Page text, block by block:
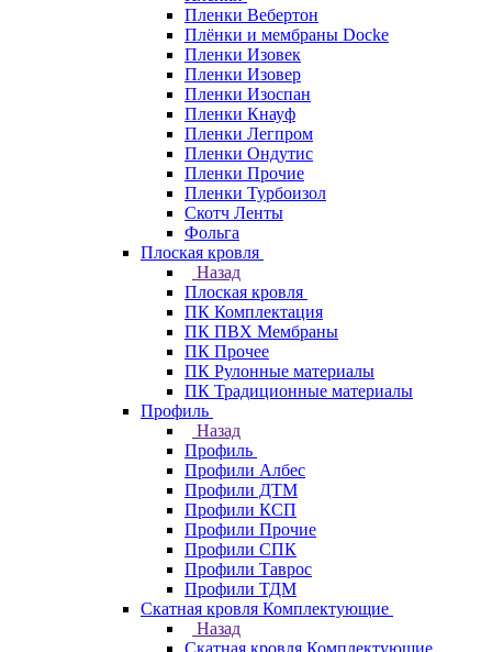
Пленки Вебертон
Плёнки и мембраны Docke
Пленки Изовек
Пленки Изовер
Пленки Изоспан
Пленки Кнауф
Пленки Легпром
Пленки Ондутис
Пленки Прочие
Пленки Турбоизол
Скотч Ленты
Фольга
Плоская кровля
Назад
Плоская кровля
ПК Комплектация
ПК ПВХ Мембраны
ПК Прочее
ПК Рулонные материалы
ПК Традиционные материалы
Профиль
Назад
Профиль
Профили Албес
Профили ДТМ
Профили КСП
Профили Прочие
Профили СПК
Профили Таврос
Профили ТДМ
Скатная кровля Комплектующие
Назад
Скатная кровля Комплектующие